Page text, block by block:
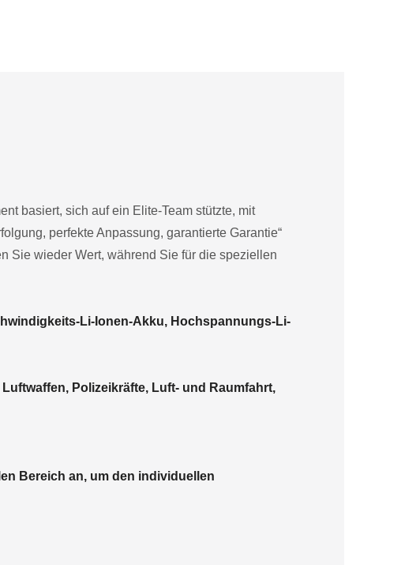
basiert, sich auf ein Elite-Team stützte, mit
perfekte Anpassung, garantierte Garantie“
Sie wieder Wert, während Sie für die speziellen
Li-Ionen-Akku, Hochspannungs-Li-
Polizeikräfte, Luft- und Raumfahrt,
Bereich an, um den individuellen